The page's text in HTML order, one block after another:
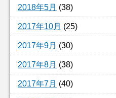
2018年5月 (38)
2017年10月 (25)
2017年9月 (30)
2017年8月 (38)
2017年7月 (40)